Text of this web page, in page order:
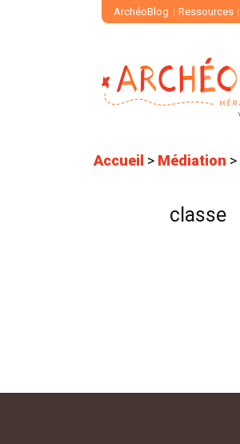
ArchéoBlog Ressources
Accueil > Médiation >
classe